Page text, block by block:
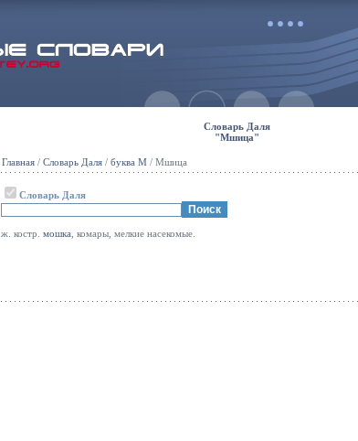
Словарь Даля
"Мшица"
Главная / Словарь Даля / буква М / Мшица
Словарь Даля
ж. костр. мошка , комары, мелкие насекомые.